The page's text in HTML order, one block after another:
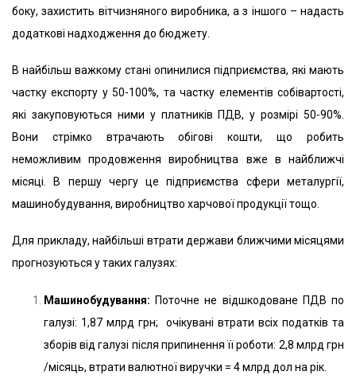
боку, захистить вітчизняного виробника, а з іншого – надасть
додаткові надходження до бюджету.
В найбільш важкому стані опинилися підприємства, які мають
частку експорту у 50-100%, та частку елементів собівартості,
які закуповуються ними у платників ПДВ, у розмірі 50-90%.
Вони стрімко втрачають обігові кошти, що робить
неможливим продовження виробництва вже в найближчі
місяці. В першу чергу це підприємства сфери металургії,
машинобудування, виробництво харчової продукції тощо.
Для прикладу, найбільші втрати держави ближчими місяцями
прогнозуються у таких галузях:
Машинобудування: Поточне не відшкодоване ПДВ по
галузі: 1,87 млрд грн; очікувані втрати всіх податків та
зборів від галузі після припинення її роботи: 2,8 млрд грн
/місяць, втрати валютної виручки = 4 млрд дол на рік.